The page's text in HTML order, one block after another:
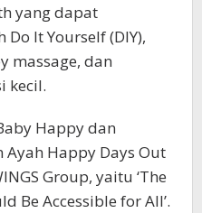
yang dapat
It Yourself (DIY),
massage, dan
kecil.
Happy dan
Happy Days Out
Group, yaitu ‘The
Be Accessible for All’.